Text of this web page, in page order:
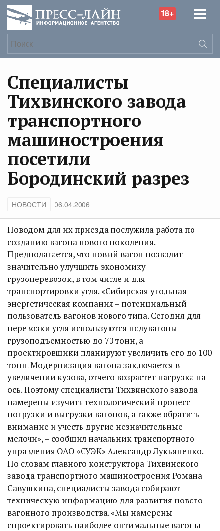
18+
Специалисты
Тихвинского завода
транспортного
машиностроения
посетили
Бородинский разрез
НОВОСТИ 06.04.2006
Поводом для их приезда послужила работа по
созданию вагона нового поколения.
Предполагается, что новый вагон позволит
значительно улучшить экономику
грузоперевозок, в том числе и для
транспортировки угля. «Сибирская угольная
энергетическая компания – потенциальный
пользователь вагонов нового типа. Сегодня для
перевозки угля используются полувагоны
грузоподъемностью до 70 тонн, а
проектировщики планируют увеличить его до 100
тонн. Модернизация вагона заключается в
увеличении кузова, отчего возрастет нагрузка на
ось. Поэтому специалисты Тихвинского завода
намерены изучить технологический процесс
погрузки и выгрузки вагонов, а также обратить
внимание и учесть другие незначительные
мелочи», – сообщил начальник транспортного
управления ОАО «СУЭК» Александр Лукьяненко.
По словам главного конструктора Тихвинского
завода транспортного машиностроения Романа
Савушкина, специалисты завода собирают
техническую информацию для развития нового
вагонного производства. «Мы намерены
спроектировать наиболее оптимальные вагоны